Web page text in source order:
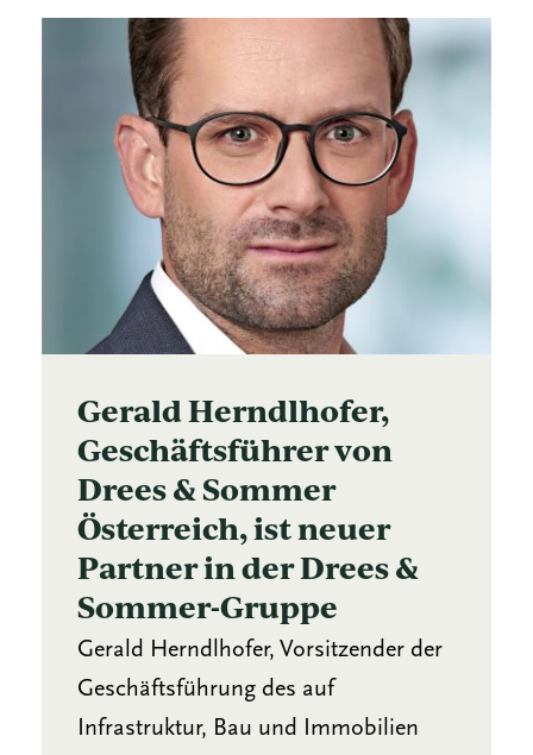
Gerald Herndlhofer,
Geschäftsführer von
Drees & Sommer
Österreich, ist neuer
Partner in der Drees &
Sommer-Gruppe
Gerald Herndlhofer, Vorsitzender der
Geschäftsführung des auf
Infrastruktur, Bau und Immobilien